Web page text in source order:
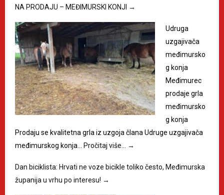
NA PRODAJU – MEĐIMURSKI KONJI →
Udruga
uzgajivača
međimursko
g konja
Međimurec
prodaje grla
međimursko
g konja
Prodaju se kvalitetna grla iz uzgoja člana Udruge uzgajivača
međimurskog konja… Pročitaj više… →
Dan biciklista: Hrvati ne voze bicikle toliko često, Međimurska
županija u vrhu po interesu! →